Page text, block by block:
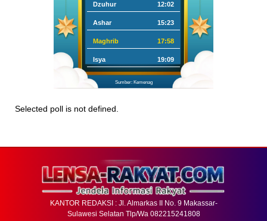
Dzuhur 12:02
Ashar 15:23
Maghrib 17:58
Isya 19:09
Sumber: Kemenag
Selected poll is not defined.
KANTOR REDAKSI : Jl. Almarkas II No. 9 Makassar-
Sulawesi Selatan Tlp/Wa 082215241808